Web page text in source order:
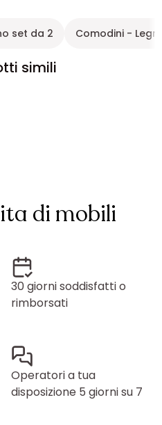
set da 2 Comodini -
simili
di mobili
30 giorni soddisfatti o
rimborsati
Operatori a tua
disposizione 5 giorni su 7